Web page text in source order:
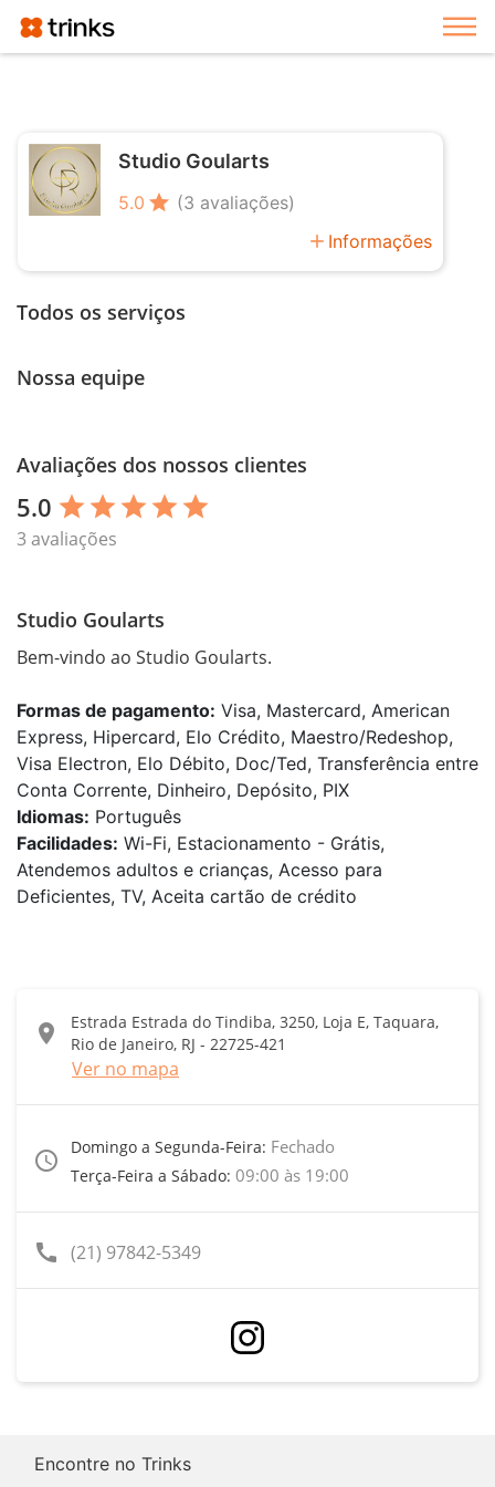
Studio Goularts
5.0 star (3 avaliações)
add Informações
Todos os serviços
Nossa equipe
Avaliações dos nossos clientes
5.0 star star star star star
3 avaliações
Studio Goularts
Bem-vindo ao Studio Goularts.
Formas de pagamento: Visa, Mastercard, American
Express, Hipercard, Elo Crédito, Maestro/Redeshop,
Visa Electron, Elo Débito, Doc/Ted, Transferência entre
Conta Corrente, Dinheiro, Depósito, PIX
Idiomas: Português
Facilidades: Wi-Fi, Estacionamento - Grátis,
Atendemos adultos e crianças, Acesso para
Deficientes, TV, Aceita cartão de crédito
location_on
Estrada Estrada do Tindiba, 3250, Loja E, Taquara,
Rio de Janeiro, RJ - 22725-421
Ver no mapa
access_time
Domingo a Segunda-Feira: Fechado
Terça-Feira a Sábado: 09:00 às 19:00
call (21) 97842-5349
Encontre no Trinks